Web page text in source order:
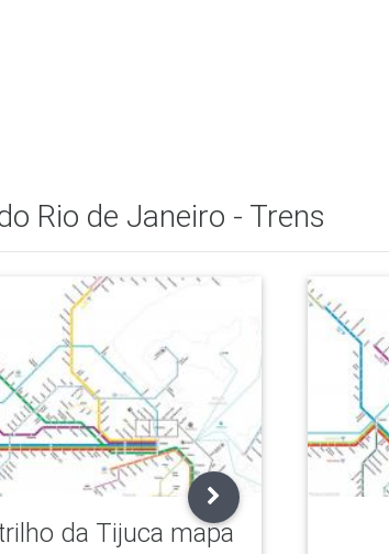
Rio de Janeiro - Trens
da Tijuca mapa